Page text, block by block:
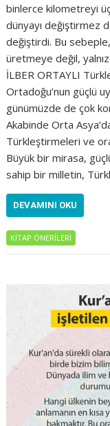
binlerce kilometreyi
dünyayı değiştirmez
değiştirdi. Bu
üretmeye değil,
İLBER ORTAYLI
Ortadoğu’nun güçlü
günümüzde de çok
Akabinde Orta
Türkleştirmeleri ve
Büyük bir mirasa,
sahip bir milletin,
DEVAMINI OKU
KİTAP ÖNERİLERİ